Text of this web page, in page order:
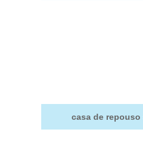
casa de repouso